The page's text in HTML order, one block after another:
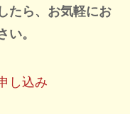
たら、お気軽にお
い。
し込み